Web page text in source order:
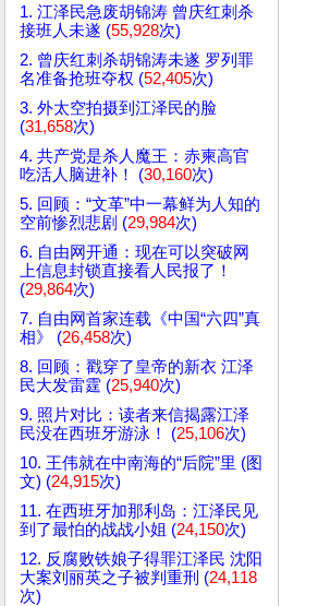
1. 江泽民急废胡锦涛 曾庆红刺杀
接班人未遂 (55,928次)
2. 曾庆红刺杀胡锦涛未遂 罗列罪
名准备抢班夺权 (52,405次)
3. 外太空拍摄到江泽民的脸
(31,658次)
4. 共产党是杀人魔王：赤柬高官
吃活人脑进补！ (30,160次)
5. 回顾：“文革”中一幕鲜为人知的
空前惨烈悲剧 (29,984次)
6. 自由网开通：现在可以突破网
上信息封锁直接看人民报了！
(29,864次)
7. 自由网首家连载《中国“六四”真
相》 (26,458次)
8. 回顾：戳穿了皇帝的新衣 江泽
民大发雷霆 (25,940次)
9. 照片对比：读者来信揭露江泽
民没在西班牙游泳！ (25,106次)
10. 王伟就在中南海的“后院”里 (图
文) (24,915次)
11. 在西班牙加那利岛：江泽民见
到了最怕的战战小姐 (24,150次)
12. 反腐败铁娘子得罪江泽民 沈阳
大案刘丽英之子被判重刑 (24,118
次)